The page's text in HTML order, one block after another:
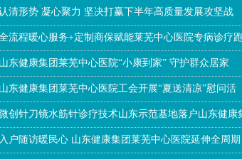
清形势 凝心聚力 坚决打赢下半年高质量发展攻坚战
流程暖心服务+定制商保赋能莱芜中心医院专病诊疗
东健康集团莱芜中心医院“小康到家” 守护群众居家
东健康集团莱芜中心医院工会开展“夏送清凉”慰问活
创针刀镜水筋针诊疗技术山东示范基地落户山东健康
户随访暖民心 山东健康集团莱芜中心医院延伸全周期